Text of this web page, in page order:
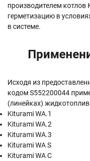
производителем котлов
герметизацию в
в системе.
Исходя из
кодом S552200044
(линейках)
Kiturami WA.1
Kiturami WA.2
Kiturami WA.3
Kiturami WA S
Kiturami WA C